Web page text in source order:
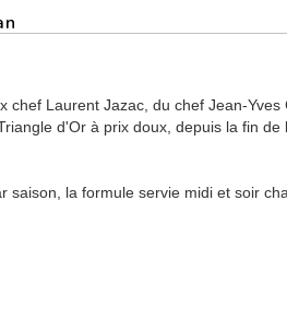
chef Laurent Jazac, du chef Jean-
d'Or à prix doux, depuis la fin
saison, la formule servie midi et soir